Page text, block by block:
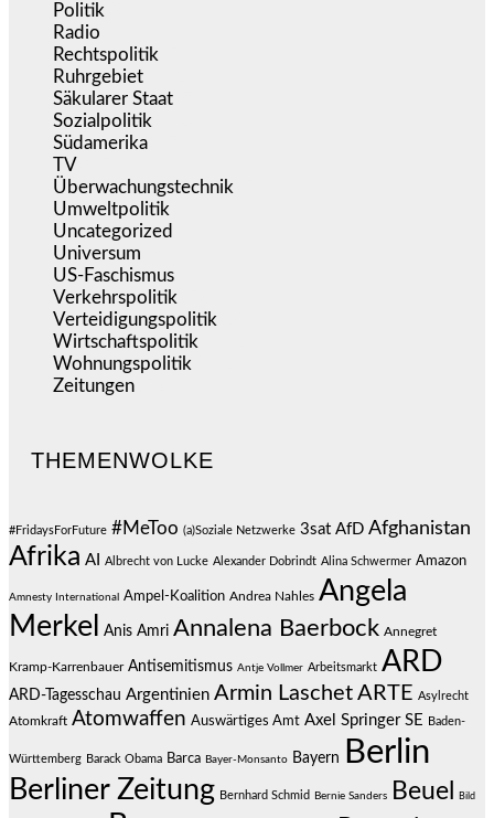
Politik
Radio
Rechtspolitik
Ruhrgebiet
Säkularer Staat
Sozialpolitik
Südamerika
TV
Überwachungstechnik
Umweltpolitik
Uncategorized
Universum
US-Faschismus
Verkehrspolitik
Verteidigungspolitik
Wirtschaftspolitik
Wohnungspolitik
Zeitungen
THEMENWOLKE
#FridaysForFuture #MeToo (a)Soziale Netzwerke 3sat AfD Afghanistan
Afrika AI Albrecht von Lucke Alexander Dobrindt Alina Schwermer Amazon
Amnesty International Ampel-Koalition Andrea Nahles Angela
Merkel
Anis Amri Annalena Baerbock Annegret
Kramp-Karrenbauer Antisemitismus Antje Vollmer Arbeitsmarkt ARD
ARD-Tagesschau Argentinien Armin Laschet ARTE Asylrecht
Atomkraft Atomwaffen Auswärtiges Amt Axel Springer SE Baden-
Württemberg Barack Obama Barca Bayer-Monsanto Bayern Berlin
Berliner Zeitung Bernhard Schmid Bernie Sanders Beuel Bild